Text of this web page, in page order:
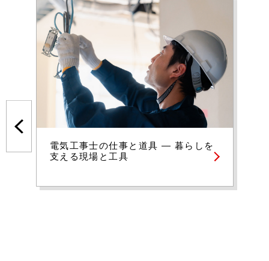
電気工事士の仕事と道具 ― 暮らしを
支える現場と工具